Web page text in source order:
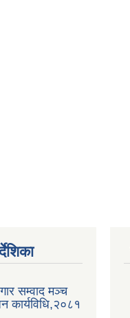
सम्वाद मञ्च
कार्यविधि,२०८१